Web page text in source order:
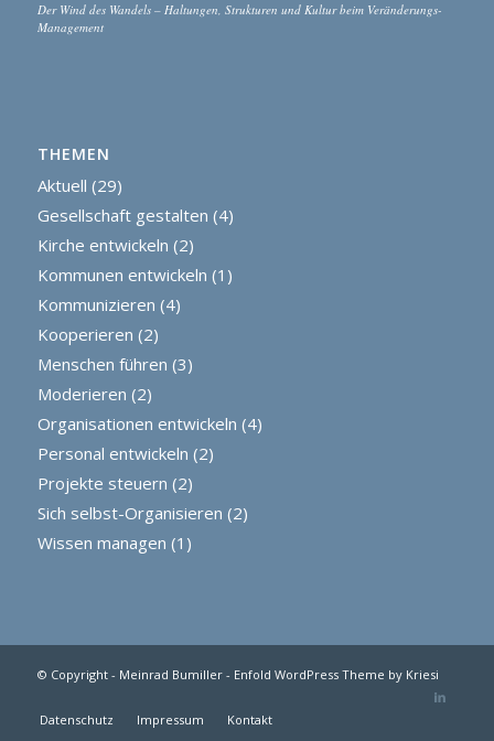
Der Wind des Wandels – Haltungen, Strukturen und Kultur beim Veränderungs-
Management
THEMEN
Aktuell (29)
Gesellschaft gestalten (4)
Kirche entwickeln (2)
Kommunen entwickeln (1)
Kommunizieren (4)
Kooperieren (2)
Menschen führen (3)
Moderieren (2)
Organisationen entwickeln (4)
Personal entwickeln (2)
Projekte steuern (2)
Sich selbst-Organisieren (2)
Wissen managen (1)
© Copyright - Meinrad Bumiller- Enfold WordPress Theme by Kriesi
Datenschutz Impressum Kontakt